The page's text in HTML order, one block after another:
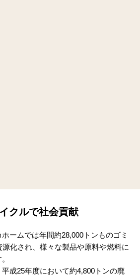
クルで社会貢献
ホームでは年間約28,000トンものゴミ
化され、様々な製品や原料や燃料に
成25年度において約4,800トンの廃